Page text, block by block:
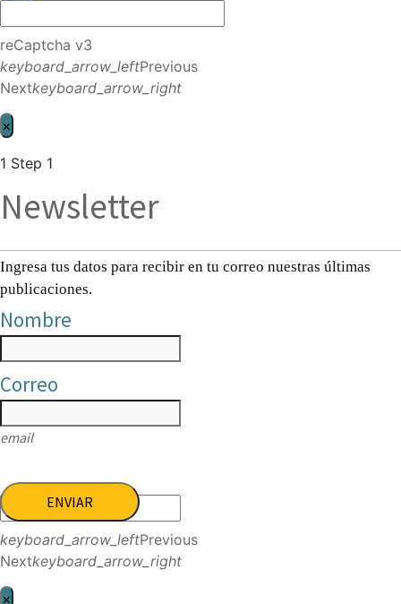
reCaptcha v3
keyboard_arrow_leftPrevious
Nextkeyboard_arrow_right
×
1 Step 1
Newsletter
Ingresa tus datos para recibir en tu correo nuestras últimas
publicaciones.
Nombre
Correo
email
ENVIAR
keyboard_arrow_leftPrevious
Nextkeyboard_arrow_right
×